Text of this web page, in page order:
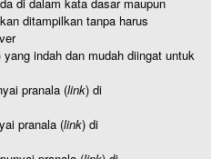
ditampilkan tanpa harus
yang indah dan mudah diingat untuk
pranala (link) di
pranala (link) di